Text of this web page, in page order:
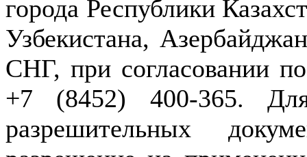
города Республики
Узбекистана,
СНГ, при согласовании
+7 (8452) 400-365.
разрешительных